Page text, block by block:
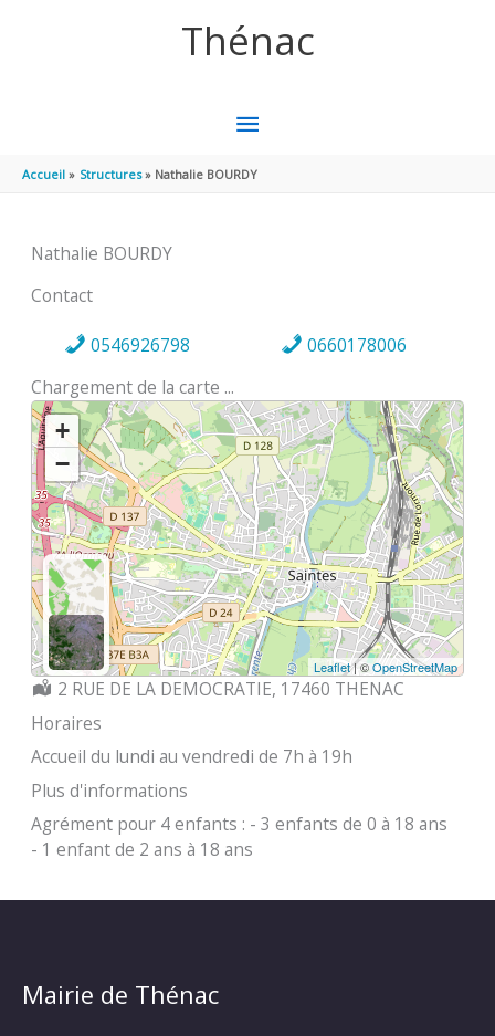
Thénac
MENU
PRINCIPAL
Accueil Structures Nathalie BOURDY
Nathalie BOURDY
Contact
0546926798
0660178006
Chargement de la carte ...
+
−
Leaflet| ©OpenStreetMap
Localisation :
2 RUE DE LA DEMOCRATIE, 17460 THENAC
Horaires
Accueil du lundi au vendredi de 7h à 19h
Plus d'informations
Agrément pour 4 enfants : - 3 enfants de 0 à 18 ans
- 1 enfant de 2 ans à 18 ans
Mairie de Thénac